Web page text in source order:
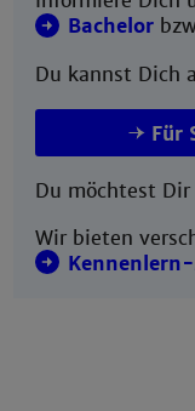
Bachelor
Du kannst Dich
Für
Du möchtest
Wir bieten